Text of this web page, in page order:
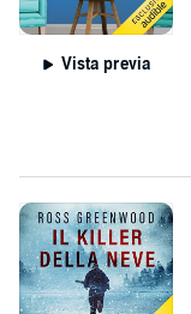
Vista previa